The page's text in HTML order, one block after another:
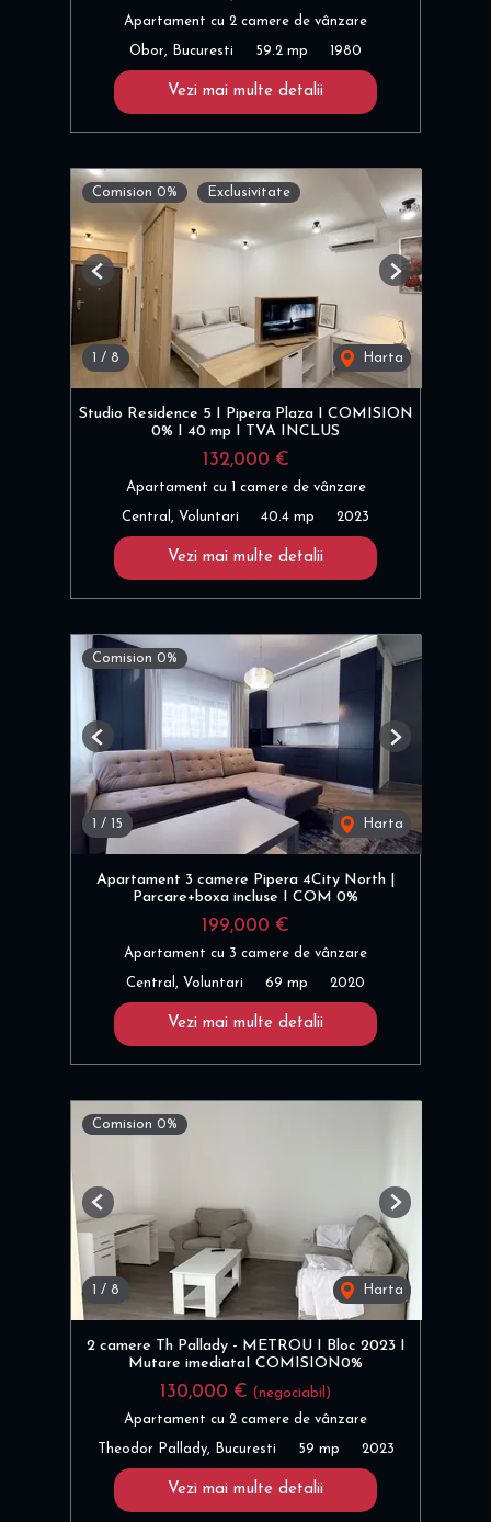
Apartament cu 2 camere de vânzare
Obor, Bucuresti 59.2 mp 1980
Vezi mai multe detalii
Comision 0% Exclusivitate
/ 8 Harta
Previous Next
Studio Residence 5 I Pipera Plaza I COMISION
0% I 40 mp I TVA INCLUS
132,000 €
Apartament cu 1 camere de vânzare
Central, Voluntari 40.4 mp 2023
Vezi mai multe detalii
Comision 0%
1 / 15 Harta
Previous Next
Apartament 3 camere Pipera 4City North |
Parcare+boxa incluse I COM 0%
199,000 €
Apartament cu 3 camere de vânzare
Central, Voluntari 69 mp 2020
Vezi mai multe detalii
Comision 0%
1 / 8 Harta
Previous Next
2 camere Th Pallady - METROU I Bloc 2023 I
Mutare imediataI COMISION0%
130,000 € (negociabil)
Apartament cu 2 camere de vânzare
Theodor Pallady, Bucuresti 59 mp 2023
Vezi mai multe detalii